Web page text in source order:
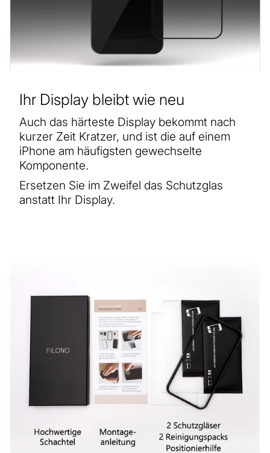
Ihr Display bleibt wie neu
Auch das härteste Display bekommt nach
kurzer Zeit Kratzer, und ist die auf einem
iPhone am häufigsten gewechselte
Komponente.
Ersetzen Sie im Zweifel das Schutzglas
anstatt Ihr Display.